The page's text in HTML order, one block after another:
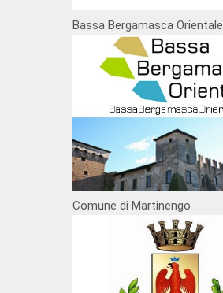
Bassa Bergamasca Orientale
Comune di Martinengo